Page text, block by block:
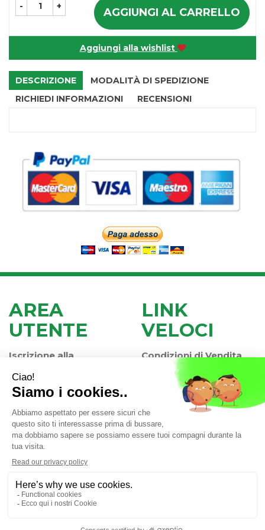
- + AGGIUNGI AL CARRELLO
Aggiungi alla wishlist
DESCRIZIONE
MODALITÀ DI SPEDIZIONE
RICHIEDI INFORMAZIONI
RECENSIONI
AREA
UTENTE
Iscrizione alla
Newsletter
Contatti
Informativa Privacy
LINK
VELOCI
Condizioni di Vendita
Modalità di Pagamento
Modalità di Spedizione
e Ritiro
Valli di Chioggia (VE)
info@farmaciaiaccheri.it
04025840275 | Numero R.E.A.: VE-358876